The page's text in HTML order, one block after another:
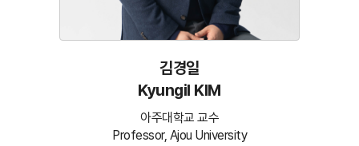
김경일
Kyungil KIM
아주대학교 교수
Professor, Ajou University